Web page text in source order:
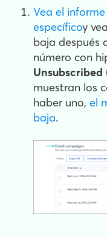
Vea el
específicoy
baja después
número con
Unsubscribed
muestran los
haber uno, el
baja.